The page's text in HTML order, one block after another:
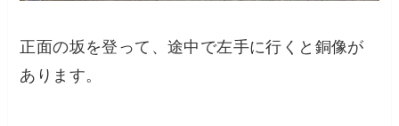
正面の坂を登って、途中で左手に行くと銅像が
あります。